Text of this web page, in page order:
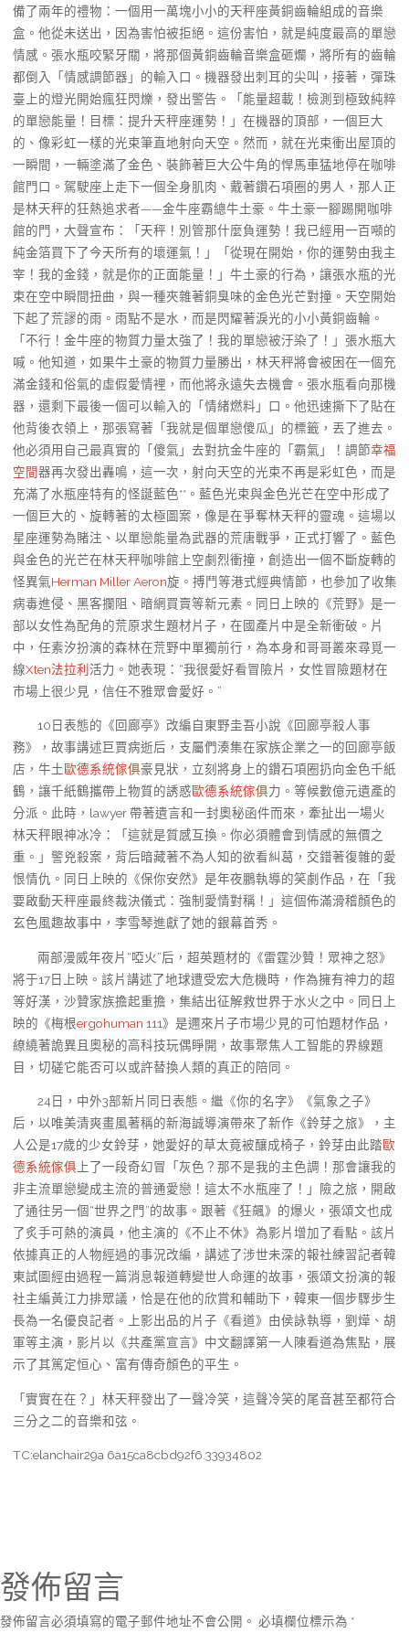
備了兩年的禮物：一個用一萬塊小小的天秤座黃銅齒輪組成的音樂
盒。他從未送出，因為害怕被拒絕。這份害怕，就是純度最高的單戀
情感。張水瓶咬緊牙關，將那個黃銅齒輪音樂盒砸爛，將所有的齒輪
都倒入「情感調節器」的輸入口。機器發出刺耳的尖叫，接著，彈珠
臺上的燈光開始瘋狂閃爍，發出警告。「能量超載！檢測到極致純粹
的單戀能量！目標：提升天秤座運勢！」在機器的頂部，一個巨大
的、像彩虹一樣的光束筆直地射向天空。然而，就在光束衝出屋頂的
一瞬間，一輛塗滿了金色、裝飾著巨大公牛角的悍馬車猛地停在咖啡
館門口。駕駛座上走下一個全身肌肉、戴著鑽石項圈的男人，那人正
是林天秤的狂熱追求者——金牛座霸總牛土豪。牛土豪一腳踢開咖啡
館的門，大聲宣布：「天秤！別管那什麼負運勢！我已經用一百噸的
純金箔買下了今天所有的壞運氣！」「從現在開始，你的運勢由我主
宰！我的金錢，就是你的正面能量！」牛土豪的行為，讓張水瓶的光
束在空中瞬間扭曲，與一種夾雜著銅臭味的金色光芒對撞。天空開始
下起了荒謬的雨。雨點不是水，而是閃耀著淚光的小小黃銅齒輪。
「不行！金牛座的物質力量太強了！我的單戀被汙染了！」張水瓶大
喊。他知道，如果牛土豪的物質力量勝出，林天秤將會被困在一個充
滿金錢和俗氣的虛假愛情裡，而他將永遠失去機會。張水瓶看向那機
器，還剩下最後一個可以輸入的「情緒燃料」口。他迅速撕下了貼在
他背後衣領上，那張寫著「我就是個單戀傻瓜」的標籤，丟了進去。
他必須用自己最真實的「傻氣」去對抗金牛座的「霸氣」！調節幸福
空間器再次發出轟鳴，這一次，射向天空的光束不再是彩虹色，而是
充滿了水瓶座特有的怪誕藍色**。藍色光束與金色光芒在空中形成了
一個巨大的、旋轉著的太極圖案，像是在爭奪林天秤的靈魂。這場以
星座運勢為賭注、以單戀能量為武器的荒唐戰爭，正式打響了。藍色
與金色的光芒在林天秤咖啡館上空劇烈衝撞，創造出一個不斷旋轉的
怪異氣Herman Miller Aeron旋。搏鬥等港式經典情節，也參加了收集
病毒進侵、黑客攔阻、暗網買賣等新元素。同日上映的《荒野》是一
部以女性為配角的荒原求生題材片子，在國產片中是全新衝破。片
中，任素汐扮演的森林在荒野中單獨前行，為本身和哥哥叢來尋覓一
線Xten法拉利活力。她表現：“我很愛好看冒險片，女性冒險題材在
市場上很少見，信任不雅眾會愛好。”
10日表態的《回廊亭》改編自東野圭吾小說《回廊亭殺人事
務》，故事講述巨賈病逝后，支屬們湊集在家族企業之一的回廊亭飯
店，牛土歐德系統傢俱豪見狀，立刻將身上的鑽石項圈扔向金色千紙
鶴，讓千紙鶴攜帶上物質的誘惑歐德系統傢俱力。等候數億元遺產的
分派。此時，lawyer 帶著遺言和一封奧秘函件而來，牽扯出一場火
林天秤眼神冰冷：「這就是質感互換。你必須體會到情感的無價之
重。」警兇殺案，背后暗藏著不為人知的欲看糾葛，交錯著復雜的愛
恨情仇。同日上映的《保你安然》是年夜鵬執導的笑劇作品，在「我
要啟動天秤座最終裁決儀式：強制愛情對稱！」這個佈滿滑稽顏色的
玄色風趣故事中，李雪琴進獻了她的銀幕首秀。
兩部漫威年夜片“啞火”后，超英題材的《雷霆沙贊！眾神之怒》
將于17日上映。該片講述了地球遭受宏大危機時，作為擁有神力的超
等好漢，沙贊家族擔起重擔，集結出征解救世界于水火之中。同日上
映的《梅根ergohuman 111》是邇來片子市場少見的可怕題材作品，
繚繞著詭異且奧秘的高科技玩偶睜開，故事聚焦人工智能的界線題
目，切磋它能否可以或許替換人類的真正的陪同。
24日，中外3部新片同日表態。繼《你的名字》《氣象之子》
后，以唯美清爽畫風著稱的新海誠導演帶來了新作《鈴芽之旅》，主
人公是17歲的少女鈴芽，她愛好的草太竟被釀成椅子，鈴芽由此踏歐
德系統傢俱 上了一段奇幻冒「灰色？那不是我的主色調！那會讓我的
非主流單戀變成主流的普通愛戀！這太不水瓶座了！」險之旅，開啟
了通往另一個“世界之門”的故事。跟著《狂飆》的爆火，張頌文也成
了炙手可熱的演員，他主演的《不止不休》為影片增加了看點。該片
依據真正的人物經過的事況改編，講述了涉世未深的報社練習記者韓
東試圖經由過程一篇消息報道轉變世人命運的故事，張頌文扮演的報
社主編黃江力排眾議，恰是在他的欣賞和輔助下，韓東一個步驟步生
長為一名優良記者。上影出品的片子《看道》由侯詠執導，劉燁、胡
軍等主演，影片以《共產黨宣言》中文翻譯第一人陳看道為焦點，展
示了其篤定恒心、富有傳奇顏色的平生。
「實實在在？」林天秤發出了一聲冷笑，這聲冷笑的尾音甚至都符合
三分之二的音樂和弦。
TC:elanchair29a 6a15ca8cbd92f6.33934802
發佈留言
發佈留言必須填寫的電子郵件地址不會公開。 必填欄位標示為 *